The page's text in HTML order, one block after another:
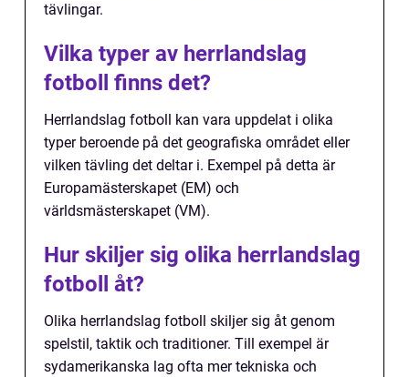
tävlingar.
Vilka typer av herrlandslag
fotboll finns det?
Herrlandslag fotboll kan vara uppdelat i olika
typer beroende på det geografiska området eller
vilken tävling det deltar i. Exempel på detta är
Europamästerskapet (EM) och
världsmästerskapet (VM).
Hur skiljer sig olika herrlandslag
fotboll åt?
Olika herrlandslag fotboll skiljer sig åt genom
spelstil, taktik och traditioner. Till exempel är
sydamerikanska lag ofta mer tekniska och